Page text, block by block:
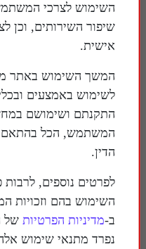
בארה"ב נחשף עוד
המשטר הסיני במדינה
השימוש לצרכי
שיפור השירותים, וכן
אישית.
המשך השימוש באתר
לשימוש באמצעים
התקנתם ושימושם
המשתמש, הכל בהתאם
הדין.
לפרטים נוספים, לרבות
השימוש בהם וזכויות
ב-מדיניות הפרטיות של
נפרד מתנאי שימוש